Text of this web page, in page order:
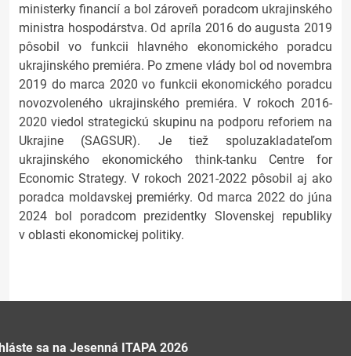
ministerky financií a bol zároveň poradcom ukrajinského
ministra hospodárstva. Od apríla 2016 do augusta 2019
pôsobil vo funkcii hlavného ekonomického poradcu
ukrajinského premiéra. Po zmene vlády bol od novembra
2019 do marca 2020 vo funkcii ekonomického poradcu
novozvoleného ukrajinského premiéra. V rokoch 2016-
2020 viedol strategickú skupinu na podporu reforiem na
Ukrajine (SAGSUR). Je tiež spoluzakladateľom
ukrajinského ekonomického think-tanku Centre for
Economic Strategy. V rokoch 2021-2022 pôsobil aj ako
poradca moldavskej premiérky. Od marca 2022 do júna
2024 bol poradcom prezidentky Slovenskej republiky
v oblasti ekonomickej politiky.
sa na Jesenná ITAPA 2026